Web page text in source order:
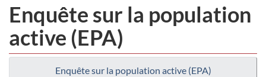
Enquête sur la population
active (EPA)
Enquête sur la population active (EPA)